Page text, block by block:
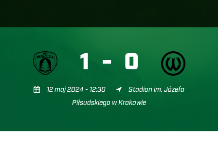
1 - 0
12 maj 2024 - 12:30
Stadion im. Józefa
Piłsudskiego w Krakowie